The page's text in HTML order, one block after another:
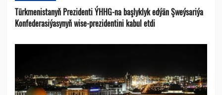
Türkmenistanyň Prezidenti ÝHHG-na başlyklyk edýän Şweýsariýa
Konfederasiýasynyň wise-prezidentini kabul etdi